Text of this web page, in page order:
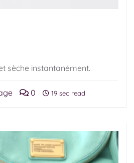
sèche instantanément.
0 19 sec read